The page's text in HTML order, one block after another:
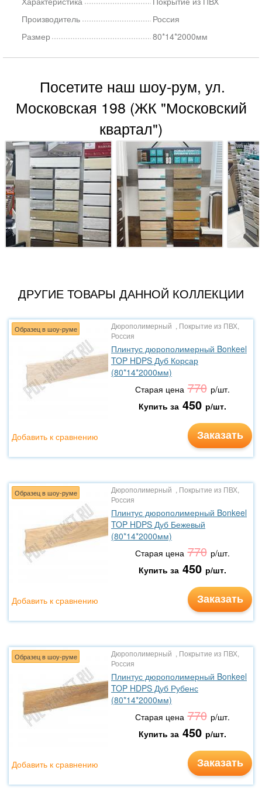
Производитель
Россия
Размер
80*14*2000мм
Посетите наш шоу-рум, ул.
Московская 198 (ЖК "Московский
квартал")
ДРУГИЕ ТОВАРЫ ДАННОЙ КОЛЛЕКЦИИ
Образец в шоу-руме
Дюрополимерный , Покрытие из ПВХ,
Россия
Плинтус дюрополимерный Bonkeel
TOP HDPS Дуб Корсар
(80*14*2000мм)
Старая цена 770 р/шт.
Купить за 450 р/шт.
Заказать
Добавить к сравнению
Образец в шоу-руме
Дюрополимерный , Покрытие из ПВХ,
Россия
Плинтус дюрополимерный Bonkeel
TOP HDPS Дуб Бежевый
(80*14*2000мм)
Старая цена 770 р/шт.
Купить за 450 р/шт.
Заказать
Добавить к сравнению
Образец в шоу-руме
Дюрополимерный , Покрытие из ПВХ,
Россия
Плинтус дюрополимерный Bonkeel
TOP HDPS Дуб Рубенс
(80*14*2000мм)
Старая цена 770 р/шт.
Купить за 450 р/шт.
Заказать
Добавить к сравнению